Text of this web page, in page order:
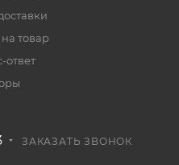
товар
ответ
ЗАКАЗАТЬ ЗВОНОК